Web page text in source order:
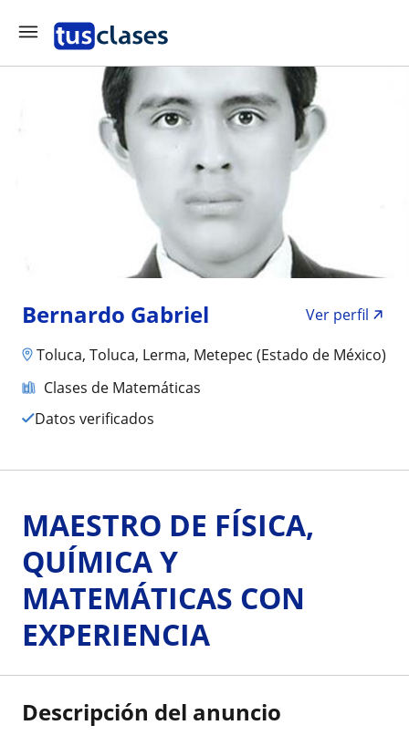
Bernardo Gabriel
Ver perfil
Toluca, Toluca, Lerma, Metepec (Estado de México)
Clases de Matemáticas
Datos verificados
MAESTRO DE FÍSICA,
QUÍMICA Y
MATEMÁTICAS CON
EXPERIENCIA
Descripción del anuncio